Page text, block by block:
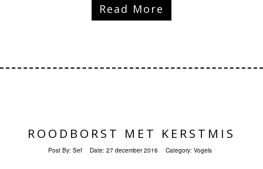
Read More
ROODBORST MET KERSTMIS
Post By: Sef Date: 27 december 2016 Category: Vogels